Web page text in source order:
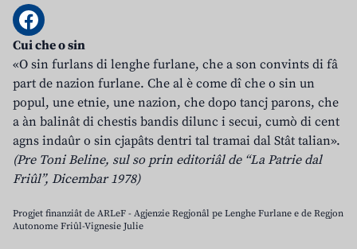
Cui che o sin
«O sin furlans di lenghe furlane, che a son convints di fâ
part de nazion furlane. Che al è come dî che o sin un
popul, une etnie, une nazion, che dopo tancj parons, che
a àn balinât di chestis bandis dilunc i secui, cumò di cent
agns indaûr o sin cjapâts dentri tal tramai dal Stât talian».
(Pre Toni Beline, sul so prin editoriâl de “La Patrie dal
Friûl”, Dicembar 1978)
Progjet finanziât de ARLeF - Agjenzie Regjonâl pe Lenghe Furlane e de Regjon
Autonome Friûl-Vignesie Julie